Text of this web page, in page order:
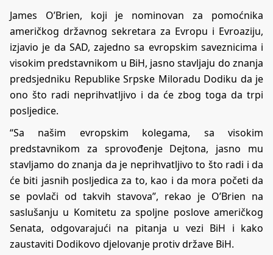
James O’Brien, koji je nominovan za pomoćnika
američkog državnog sekretara za Evropu i Evroaziju,
izjavio je da SAD, zajedno sa evropskim saveznicima i
visokim predstavnikom u BiH, jasno stavljaju do znanja
predsjedniku Republike Srpske Miloradu Dodiku da je
ono što radi neprihvatljivo i da će zbog toga da trpi
posljedice.
“Sa našim evropskim kolegama, sa visokim
predstavnikom za sprovođenje Dejtona, jasno mu
stavljamo do znanja da je neprihvatljivo to što radi i da
će biti jasnih posljedica za to, kao i da mora početi da
se povlači od takvih stavova”, rekao je O’Brien na
saslušanju u Komitetu za spoljne poslove američkog
Senata, odgovarajući na pitanja u vezi BiH i kako
zaustaviti Dodikovo djelovanje protiv države BiH.